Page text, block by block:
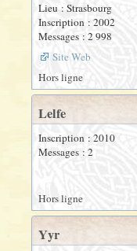
Lieu : Strasbourg
Inscription : 2002
Messages : 2 998
Site Web
Hors ligne
Lelfe
Inscription : 2010
Messages : 2
Hors ligne
Yyr